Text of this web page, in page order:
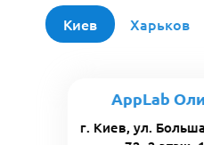
Киев Харьков
AppLab
г. Киев, ул.